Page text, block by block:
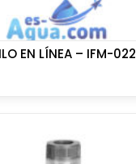
EN LÍNEA – IFM-022